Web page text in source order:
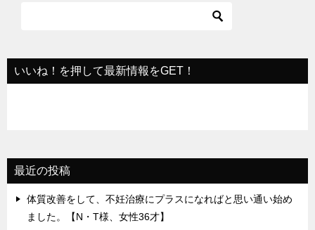
ョ
ン
いいね！を押して最新情報をGET！
最近の投稿
体質改善をして、不妊治療にプラスになればと思い通い始め
ました。【N・T様、女性36才】